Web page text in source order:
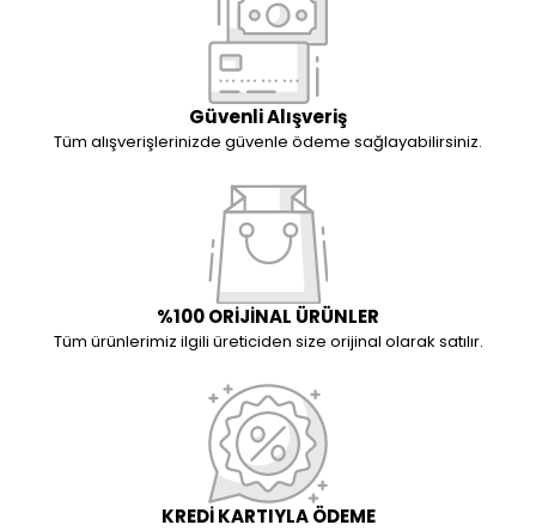
Güvenli Alışveriş
Tüm alışverişlerinizde güvenle ödeme sağlayabilirsiniz.
%100 ORİJİNAL ÜRÜNLER
Tüm ürünlerimiz ilgili üreticiden size orijinal olarak satılır.
KREDİ KARTIYLA ÖDEME